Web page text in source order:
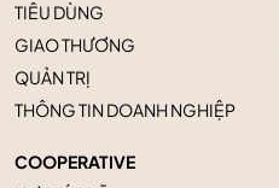
TIÊU DÙNG
GIAO THƯƠNG
QUẢN TRỊ
THÔNG TIN DOANH NGHIỆP
COOPERATIVE